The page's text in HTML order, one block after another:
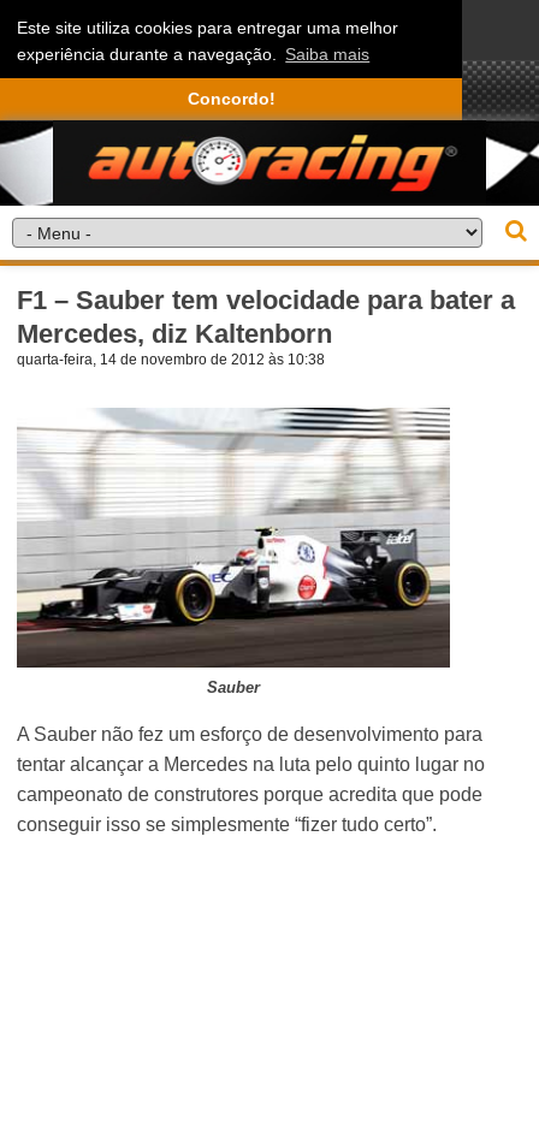
Este site utiliza cookies para entregar uma melhor
experiência durante a navegação. Saiba mais
Concordo!
F1 – Sauber tem velocidade para bater a
Mercedes, diz Kaltenborn
quarta-feira, 14 de novembro de 2012 às 10:38
Sauber
A Sauber não fez um esforço de desenvolvimento para
tentar alcançar a Mercedes na luta pelo quinto lugar no
campeonato de construtores porque acredita que pode
conseguir isso se simplesmente “fizer tudo certo”.